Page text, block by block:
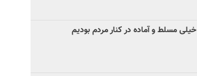
خیلی مسلط و آماده در کنار مردم بودیم